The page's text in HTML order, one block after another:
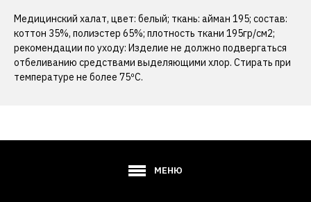
Медицинский халат, цвет: белый; ткань: айман 195; состав:
коттон 35%, полиэстер 65%; плотность ткани 195гр/см2;
рекомендации по уходу: Изделие не должно подвергаться
отбеливанию средствами выделяющими хлор. Стирать при
температуре не более 75ºС.
МЕНЮ